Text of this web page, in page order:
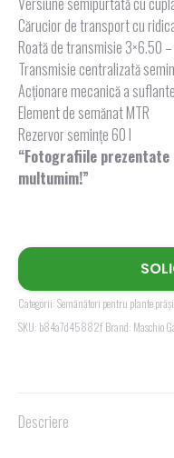
Cărucior de transport cu
Roată de transmisie 3×6.50
Transmisie centralizată
Acționare mecanică a
Element de semănat MTR
Rezervor semințe 60 l
“Fotografiile
multumim!”
Categorii:Semănători pentru plante
SKU: b84a7d45882f Brand: Maschio
Descriere